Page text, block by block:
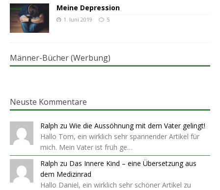
Meine Depression
1. Juni 2019 5
Männer-Bücher (Werbung)
Neuste Kommentare
Ralph zu Wie die Aussöhnung mit dem Vater gelingt!
Hallo Tom, ein wirklich sehr spannender Artikel für
mich. Mein Vater ist früh ge…
Ralph zu Das Innere Kind – eine Übersetzung aus
dem Medizinrad
Hallo Daniel, ein wirklich sehr schöner Artikel zu